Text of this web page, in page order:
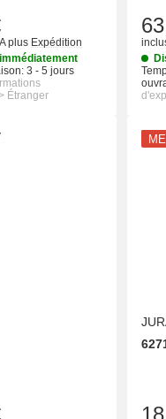
plus Expédition
3 - 5 jours
Étranger